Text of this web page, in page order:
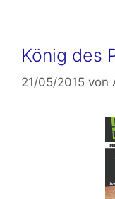
König des
21/05/2015 von